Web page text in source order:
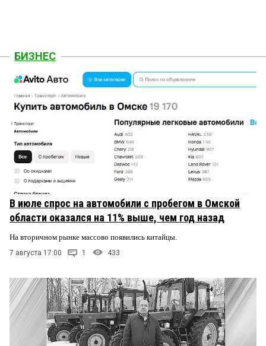
БИЗНЕС
В июле спрос на автомобили с пробегом в Омской
области оказался на 11% выше, чем год назад
На вторичном рынке массово появились китайцы.
7 августа 17:00 1 433